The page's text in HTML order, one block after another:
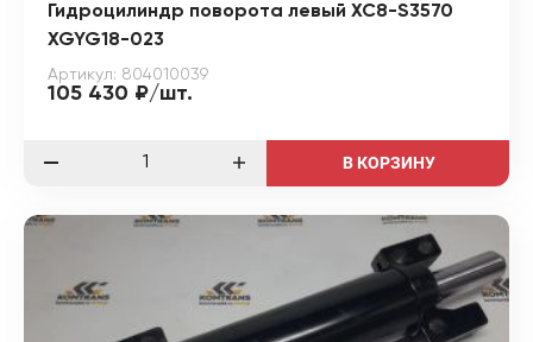
Гидроцилиндр поворота левый XC8-S3570
XGYG18-023
Артикул: 804010039
105 430 ₽/шт.
В КОРЗИНУ